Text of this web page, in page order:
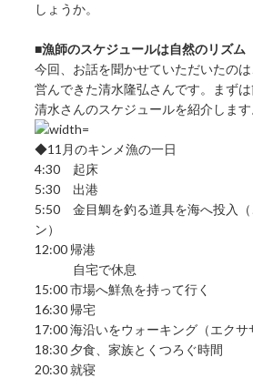
しょうか。
■漁師のスケジュールは自然のリズム
今回、お話を聞かせていただいたの
営んできた清水隆弘さんです。まず
清水さんのスケジュールを紹介します
◆11月のキンメ漁の一日
4:30 起床
5:30 出港
5:50 金目鯛を釣る道具を海へ投入
ン）
12:00 帰港
自宅で休息
15:00 市場へ鮮魚を持って行く
16:30 帰宅
17:00 海沿いをウォーキング（エクサ
18:30 夕食、家族とくつろぐ時間
20:30 就寝